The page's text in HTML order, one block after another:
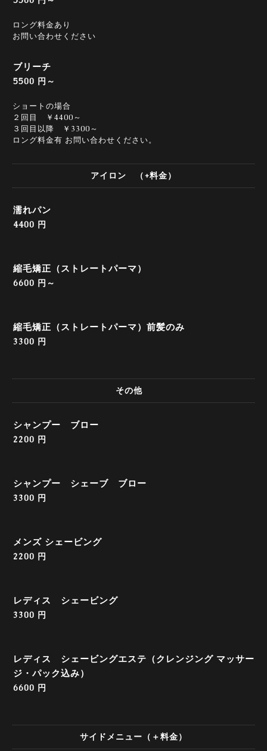
ロング料金あり
お問い合わせください
ブリーチ
5500 円～
ショートの場合
２回目 ￥4400～
３回目以降 ￥3300～
ロング料金有 お問い合わせください。
アイロン （+料金）
濡れパン
4400 円
縮毛矯正（ストレートパーマ）
6600 円～
縮毛矯正（ストレートパーマ）前髪のみ
3300 円
その他
シャンプー ブロー
2200 円
シャンプー シェーブ ブロー
3300 円
メンズ シェービング
2200 円
レディス シェービング
3300 円
レディス シェービングエステ（クレンジング マッサー
ジ・パック込み）
6600 円
サイドメニュー（＋料金）